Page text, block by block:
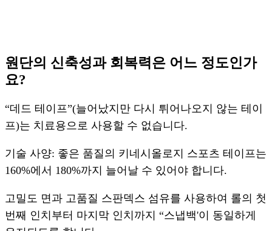
원단의 신축성과 회복력은 어느 정도인가
요?
“데드 테이프”(늘어났지만 다시 튀어나오지 않는 테이
프)는 치료용으로 사용할 수 없습니다.
기술 사양: 좋은 품질의 키네시올로지 스포츠 테이프는
160%에서 180%까지 늘어날 수 있어야 합니다.
고밀도 면과 고품질 스판덱스 섬유를 사용하여 롤의 첫
번째 인치부터 마지막 인치까지 “스냅백'이 동일하게